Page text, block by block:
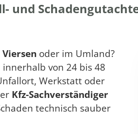
und
Viersen oder im Umland?
von 24 bis 48
Werkstatt oder
Kfz-Sachverständiger
technisch sauber